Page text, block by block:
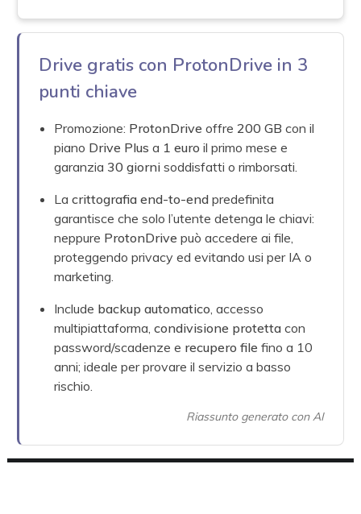
Drive gratis con ProtonDrive in 3
punti chiave
Promozione: ProtonDrive offre200 GB con il
piano Drive Plus a 1 euro il primo mese e
garanzia 30 giorni soddisfatti o rimborsati.
Lacrittografia end-to-end predefinita
garantisce che solo l’utente detenga le chiavi:
neppure ProtonDrive può accedere ai file,
proteggendo privacy ed evitando usi per IA o
marketing.
Include backup automatico, accesso
multipiattaforma,condivisione protetta con
password/scadenze e recupero file fino a 10
anni; ideale per provare il servizio a basso
rischio.
Riassunto generato con AI